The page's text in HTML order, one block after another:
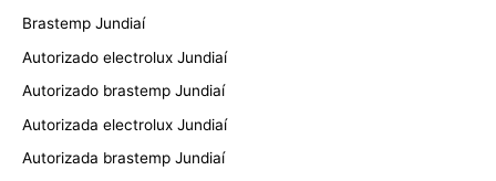
Brastemp Jundiaí
Autorizado electrolux Jundiaí
Autorizado brastemp Jundiaí
Autorizada electrolux Jundiaí
Autorizada brastemp Jundiaí